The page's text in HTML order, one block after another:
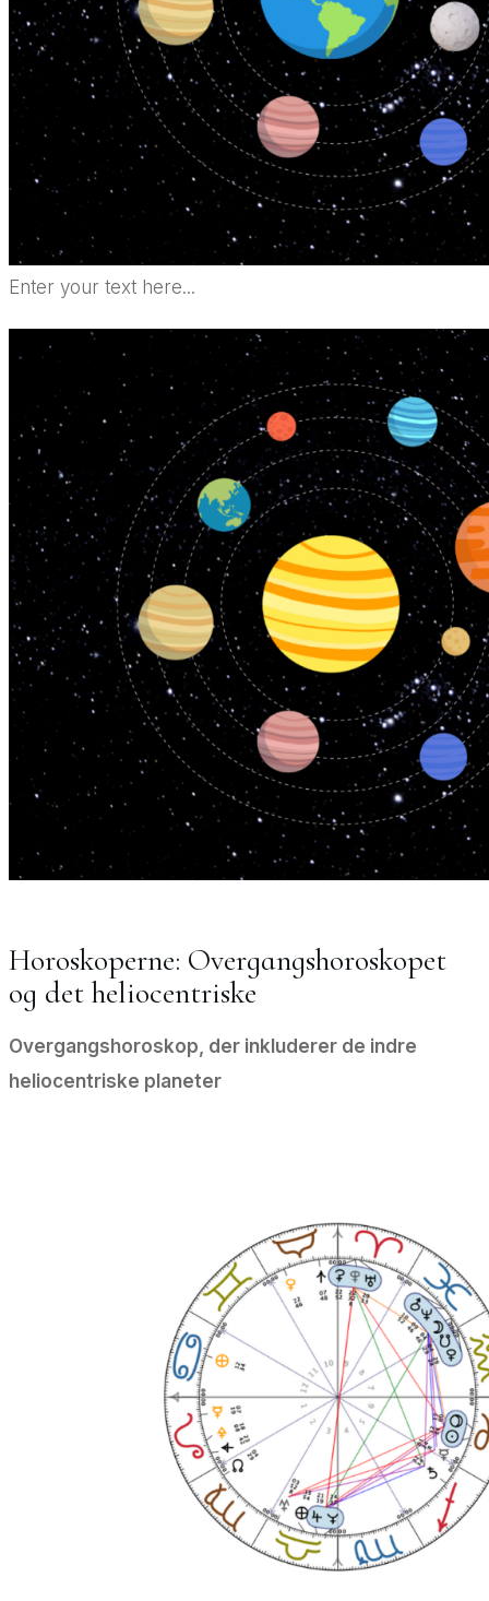
Enter your text here...
Horoskoperne: Overgangshoroskopet
og det heliocentriske
Overgangshoroskop, der inkluderer de indre
heliocentriske planeter